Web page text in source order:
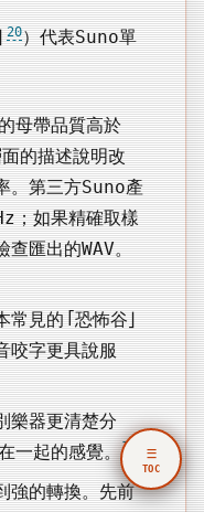
☰
TOC
20）代表Suno單
母帶品質高於
的描述說明改
。第三方Suno產
；如果精確取樣
查匯出的WAV。
見的「恐怖谷」
咬字更具說服
樂器更清楚分
一起的感覺。1
強的轉換。先前